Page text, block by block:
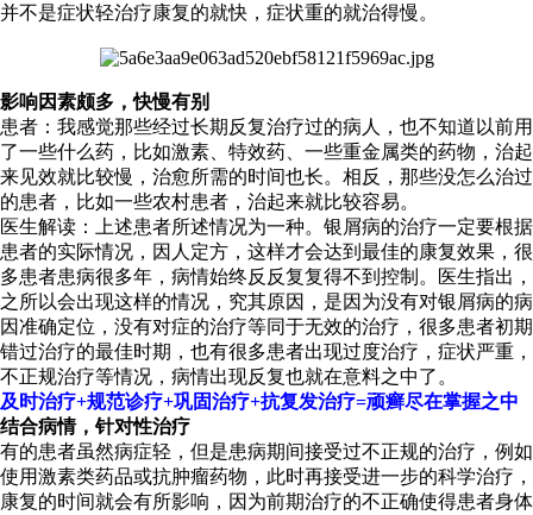
并不是症状轻治疗康复的就快，症状重的就治得慢。
影响因素颇多，快慢有别
患者：我感觉那些经过长期反复治疗过的病人，也不知道以前用
了一些什么药，比如激素、特效药、一些重金属类的药物，治起
来见效就比较慢，治愈所需的时间也长。相反，那些没怎么治过
的患者，比如一些农村患者，治起来就比较容易。
医生解读：上述患者所述情况为一种。银屑病的治疗一定要根据
患者的实际情况，因人定方，这样才会达到最佳的康复效果，很
多患者患病很多年，病情始终反反复复得不到控制。医生指出，
之所以会出现这样的情况，究其原因，是因为没有对银屑病的病
因准确定位，没有对症的治疗等同于无效的治疗，很多患者初期
错过治疗的最佳时期，也有很多患者出现过度治疗，症状严重，
不正规治疗等情况，病情出现反复也就在意料之中了。
及时治疗+规范诊疗+巩固治疗+抗复发治疗=顽癣尽在掌握之中
结合病情，针对性治疗
有的患者虽然病症轻，但是患病期间接受过不正规的治疗，例如
使用激素类药品或抗肿瘤药物，此时再接受进一步的科学治疗，
康复的时间就会有所影响，因为前期治疗的不正确使得患者身体